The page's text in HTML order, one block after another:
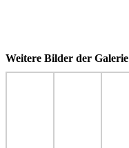
Weitere Bilder der Galerie